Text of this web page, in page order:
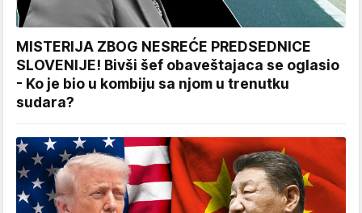
MISTERIJA ZBOG NESREĆE PREDSEDNICE
SLOVENIJE! Bivši šef obaveštajaca se oglasio
- Ko je bio u kombiju sa njom u trenutku
sudara?